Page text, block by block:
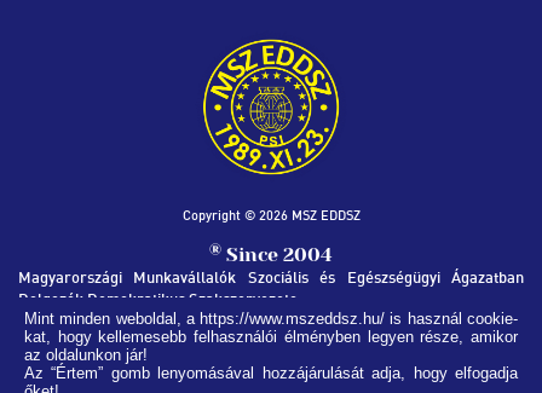
Copyright © 2026 MSZ EDDSZ
® Since 2004
Magyarországi Munkavállalók Szociális és Egészségügyi Ágazatban
Dolgozók Demokratikus Szakszervezete
MSZ EDDSZ SZÉKHÁZ
1051, Budapest Nádor utca 32.
Mint minden weboldal, a https://www.mszeddsz.hu/ is használ cookie-
kat, hogy kellemesebb felhasználói élményben legyen része, amikor
az oldalunkon jár!
Az “Értem” gomb lenyomásával hozzájárulását adja, hogy elfogadja